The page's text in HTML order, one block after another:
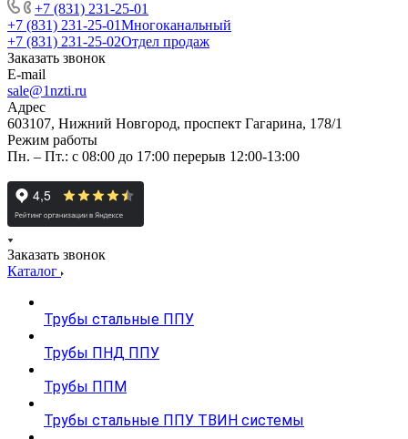
+7 (831) 231-25-01
+7 (831) 231-25-01Многоканальный
+7 (831) 231-25-02Отдел продаж
Заказать звонок
E-mail
sale@1nzti.ru
Адрес
603107, Нижний Новгород, проспект Гагарина, 178/1
Режим работы
Пн. – Пт.: с 08:00 до 17:00 перерыв 12:00-13:00
Заказать звонок
Каталог
Трубы стальные ППУ
Трубы ПНД ППУ
Трубы ППМ
Трубы стальные ППУ ТВИН системы